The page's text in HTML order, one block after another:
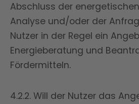
Abschluss der
Analyse und/oder der
Nutzer in der Regel ein
Energieberatung und
Fördermitteln.
4.2.2. Will der Nutzer das